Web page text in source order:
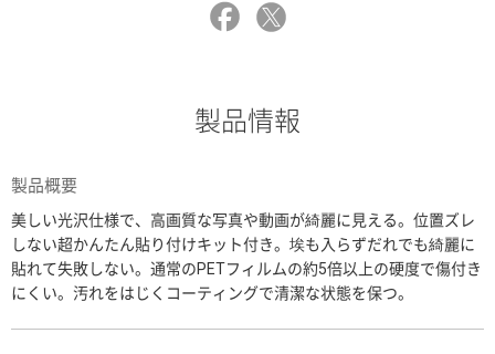
製品情報
製品概要
美しい光沢仕様で、高画質な写真や動画が綺麗に見える。位置ズレ
しない超かんたん貼り付けキット付き。埃も入らずだれでも綺麗に
貼れて失敗しない。通常のPETフィルムの約5倍以上の硬度で傷付き
にくい。汚れをはじくコーティングで清潔な状態を保つ。